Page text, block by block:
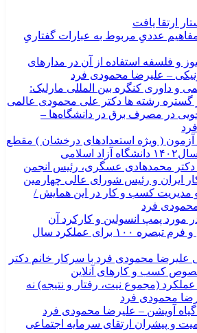
ارتقا یافت
عددیِ مربوط به عبارات گفتاریِ
و فلسفه استفاده از آن در مدارهای
– علیرضا محمودی فرد
و داوری کنگره بین المللی مارلیک:
گستره رشته ها دکتر علی محمودی عالمی
در مصرف برق در دانشگاه‌ها –
آزمون ( ویژه استعدادهای درخشان ) مقطع
اسلامی
محمدهادی عسگری، رئیس انجمن
ایران و رئیس شورای عالی چهارمین
مدیریت کسب و کار در این همایش /
فرد
مورد پمپ انسولین و کارکرد آن
اظهارنامه مالیاتی و فرم تبصره ۱۰۰ برای عملکرد سال
محمودی فرد با سرکار خانم دکتر
کسب و کارهای آنلاین
(مجموع نیت، رفتار و نتیجه) نه
محمودی فرد
آویشن – علیرضا محمودی فرد
و پیشران ارتقای سرمایه اجتماعی